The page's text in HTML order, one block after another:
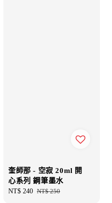
奎師那 - 空寂 20ml 開
心系列 鋼筆墨水
Sale
NT$ 240 Regular
NT$ 250